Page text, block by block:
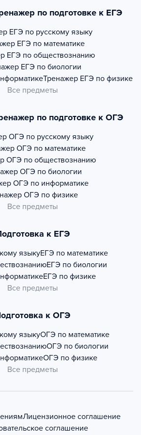
по подготовке к ЕГЭ
ЕГЭ по русскому языку
ЕГЭ по математике
ЕГЭ по обществознанию
ЕГЭ по биологии
Тренажер ЕГЭ по физике
Все предметы
по подготовке к ОГЭ
ОГЭ по русскому языку
ОГЭ по математике
ОГЭ по обществознанию
ОГЭ по биологии
ОГЭ по информатике
ОГЭ по физике
Все предметы
к ЕГЭ
языкуЕГЭ по математике
ЕГЭ по биологии
ЕГЭ по физике
Все предметы
к ОГЭ
языкуОГЭ по математике
ОГЭ по биологии
ОГЭ по физике
Все предметы
Лицензионное соглашение
соглашение